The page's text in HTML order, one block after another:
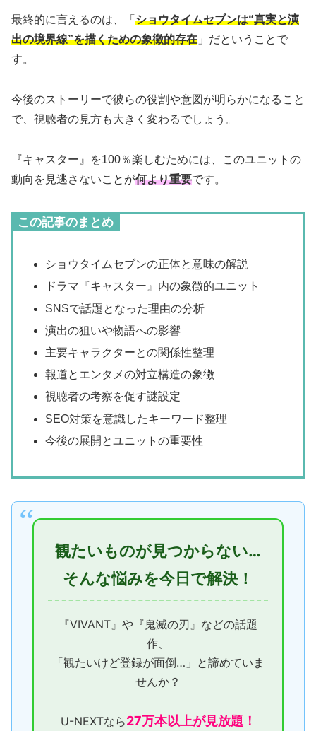
最終的に言えるのは、「 ショウタイムセブンは“真実と演
出の境界線”を描くための象徴的存在 」だということで
す。
今後のストーリーで彼らの役割や意図が明らかになること
で、視聴者の見方も大きく変わるでしょう。
『キャスター』を100％楽しむためには、このユニットの
動向を見逃さないことが何より重要です。
この記事のまとめ
ショウタイムセブンの正体と意味の解説
ドラマ『キャスター』内の象徴的ユニット
SNSで話題となった理由の分析
演出の狙いや物語への影響
主要キャラクターとの関係性整理
報道とエンタメの対立構造の象徴
視聴者の考察を促す謎設定
SEO対策を意識したキーワード整理
今後の展開とユニットの重要性
観たいものが見つからない…
そんな悩みを今日で解決！
『VIVANT』や『鬼滅の刃』などの話題
作、
「観たいけど登録が面倒…」と諦めていま
せんか？
U-NEXTなら27万本以上が見放題！